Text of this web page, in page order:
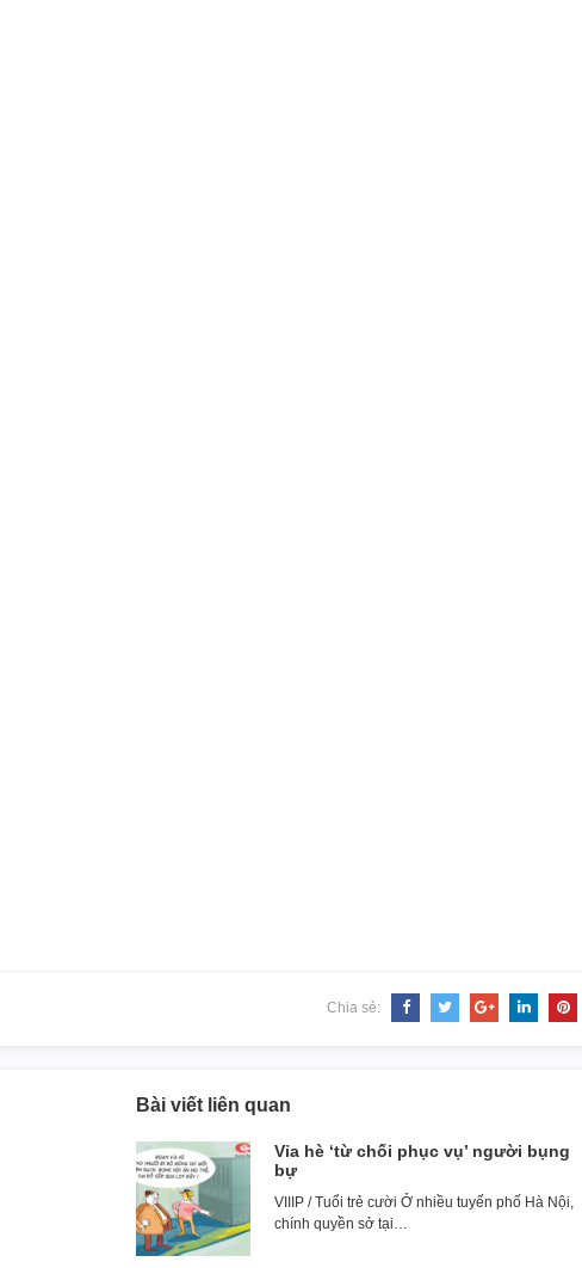
Chia sẻ:
Bài viết liên quan
Vỉa hè ‘từ chối phục vụ’ người bụng
bự
VIIIP / Tuổi trẻ cười Ở nhiều tuyến phố Hà Nội,
chính quyền sở tại…